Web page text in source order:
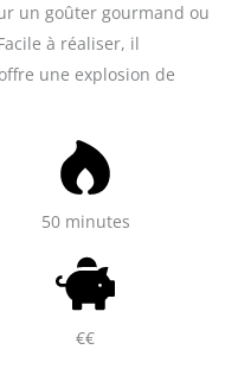
un goûter gourmand ou
à réaliser, il
une explosion de
50 minutes
€€